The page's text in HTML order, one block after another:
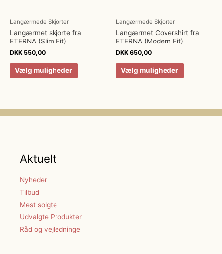
Langærmede Skjorter
Langærmet skjorte fra
ETERNA (Slim Fit)
DKK 550,00
Vælg muligheder
Langærmede Skjorter
Langærmet Covershirt fra
ETERNA (Modern Fit)
DKK 650,00
Vælg muligheder
Aktuelt
Nyheder
Tilbud
Mest solgte
Udvalgte Produkter
Råd og vejledninge